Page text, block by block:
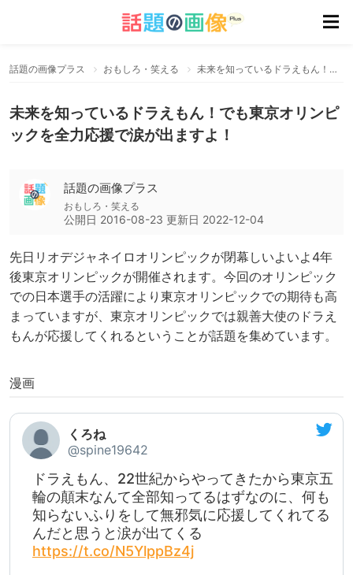
話題の画像プラス おもしろ・笑える 未来を知っているドラえもん！でも東京オリンピックを全力応援で涙が出ますよ！
未来を知っているドラえもん！でも東京オリンピ
ックを全力応援で涙が出ますよ！
話題の画像プラス
おもしろ・笑える
公開日 2016-08-23 更新日 2022-12-04
先日リオデジャネイロオリンピックが閉幕しいよいよ4年
後東京オリンピックが開催されます。今回のオリンピック
での日本選手の活躍により東京オリンピックでの期待も高
まっていますが、東京オリンピックでは親善大使のドラえ
もんが応援してくれるということが話題を集めています。
漫画
くろね
@spine19642
ドラえもん、22世紀からやってきたから東京五
輪の顛末なんて全部知ってるはずなのに、何も
知らないふりをして無邪気に応援してくれてる
んだと思うと涙が出てくる
https://t.co/N5YlppBz4j